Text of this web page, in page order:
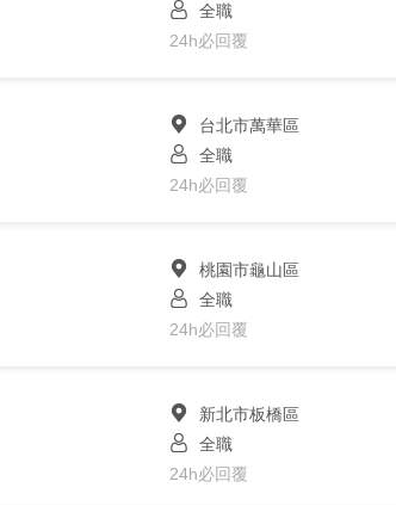
全職
24h必回覆
台北市萬華區
全職
24h必回覆
桃園市龜山區
全職
24h必回覆
新北市板橋區
全職
24h必回覆